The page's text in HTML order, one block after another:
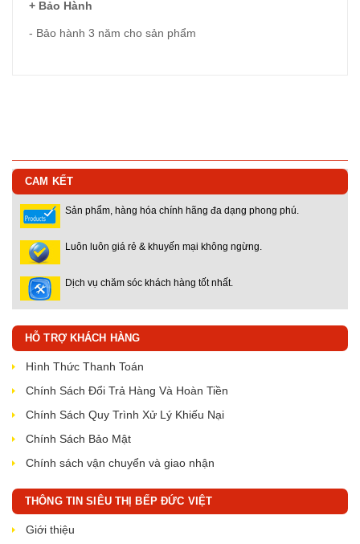
+ Bảo Hành
- Bảo hành 3 năm cho sản phẩm
CAM KẾT
Sản phẩm, hàng hóa chính hãng đa dạng phong phú.
Luôn luôn giá rẻ & khuyến mại không ngừng.
Dịch vụ chăm sóc khách hàng tốt nhất.
HỖ TRỢ KHÁCH HÀNG
Hình Thức Thanh Toán
Chính Sách Đổi Trả Hàng Và Hoàn Tiền
Chính Sách Quy Trình Xử Lý Khiếu Nại
Chính Sách Bảo Mật
Chính sách vận chuyển và giao nhận
THÔNG TIN SIÊU THỊ BẾP ĐỨC VIỆT
Giới thiệu